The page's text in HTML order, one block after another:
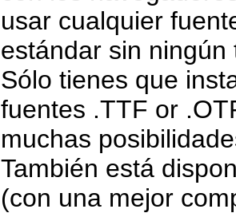
usar cualquier
estándar sin
Sólo tienes que
fuentes .TTF or
muchas
También está
(con una mejor